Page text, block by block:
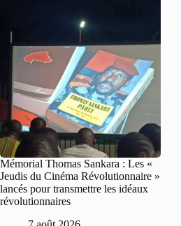
Mémorial Thomas Sankara : Les «
Jeudis du Cinéma Révolutionnaire »
lancés pour transmettre les idéaux
révolutionnaires